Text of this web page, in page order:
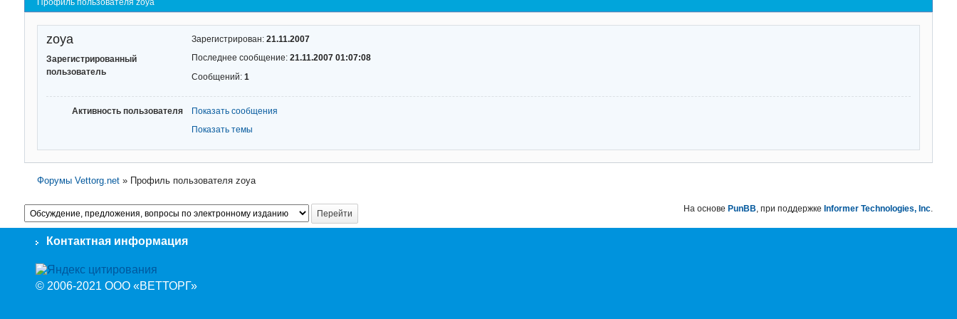
zoya
Зарегистрированный
пользователь
Зарегистрирован: 21.11.2007
Последнее сообщение: 21.11.2007 01:07:08
Сообщений: 1
Активность пользователя
Показать сообщения
Показать темы
Форумы Vettorg.net » Профиль пользователя zoya
На основеPunBB, при поддержкеInformer Technologies, Inc.
Контактная информация
© 2006-2021 ООО «ВЕТТОРГ»